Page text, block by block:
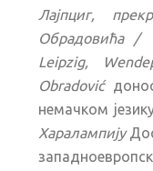
Лајпциг,
Обрадовића /
Leipzig,
Obradović
немачком
Харалампију